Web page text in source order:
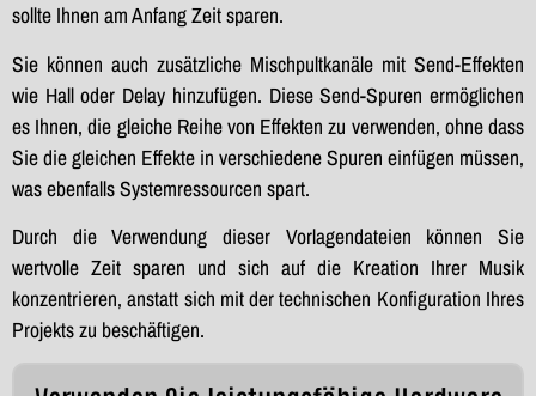
sollte Ihnen am Anfang Zeit sparen.
Sie können auch zusätzliche Mischpultkanäle mit Send-Effekten
wie Hall oder Delay hinzufügen. Diese Send-Spuren ermöglichen
es Ihnen, die gleiche Reihe von Effekten zu verwenden, ohne dass
Sie die gleichen Effekte in verschiedene Spuren einfügen müssen,
was ebenfalls Systemressourcen spart.
Durch die Verwendung dieser Vorlagendateien können Sie
wertvolle Zeit sparen und sich auf die Kreation Ihrer Musik
konzentrieren, anstatt sich mit der technischen Konfiguration Ihres
Projekts zu beschäftigen.